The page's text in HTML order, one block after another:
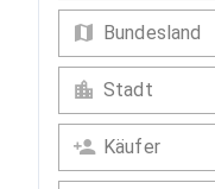
Bundesland
Stadt
Käufer